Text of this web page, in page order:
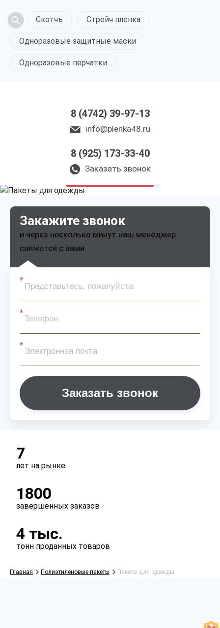
Скотчъ Стрейч пленка
Одноразовые защитные маски
Одноразовые перчатки
8 (4742) 39-97-13
info@plenka48.ru
8 (925) 173-33-40
Заказать звонок
Пакеты для одежды
в Липецке
Закажите звонок
и через несколько минут наш менеджер
свяжется с вами.
Заказать звонок
7
лет на рынке
1800
завершённых заказов
4 тыс.
тонн проданных товаров
Главная Полиэтиленовые пакеты Пакеты для одежды